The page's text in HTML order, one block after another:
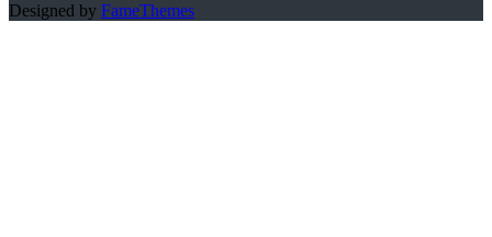
Designed by FameThemes